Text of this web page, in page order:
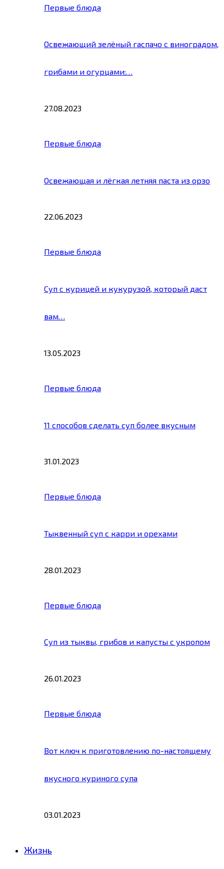
Первые блюда
Освежающий зелёный гаспачо с виноградом,
грибами и огурцами:…
27.08.2023
Первые блюда
Освежающая и лёгкая летняя паста из орзо
22.06.2023
Первые блюда
Суп с курицей и кукурузой, который даст
вам…
13.05.2023
Первые блюда
11 способов сделать суп более вкусным
31.01.2023
Первые блюда
Тыквенный суп с карри и орехами
28.01.2023
Первые блюда
Суп из тыквы, грибов и капусты с укропом
26.01.2023
Первые блюда
Вот ключ к приготовлению по-настоящему
вкусного куриного супа
03.01.2023
Жизнь